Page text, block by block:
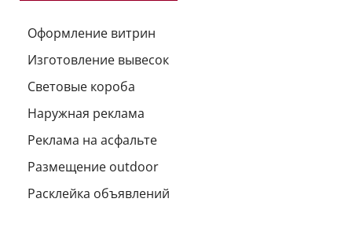
Оформление витрин
Изготовление вывесок
Световые короба
Наружная реклама
Реклама на асфальте
Размещение outdoor
Расклейка объявлений